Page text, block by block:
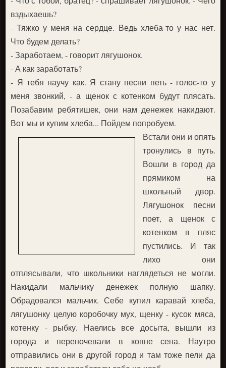
вздыхаешь?
- Тяжко у меня на сердце. Ведь хлеба-то у нас нет.
Что будем делать?
- Заработаем, - говорит лягушонок.
- А как заработать?
- Я тебя научу как. Я стану песни петь - голос-то у
меня звонкий, - а щенок с котенком будут плясать.
Позабавим ребятишек, они нам денежек накидают.
Вот мы и купим хлеба... Пойдем попробуем.
Встали они и опять
тронулись в путь.
Вошли в город да
прямиком на
школьный двор.
Лягушонок песни
поет, а щенок с
котенком в пляс
пустились. И так
лихо они
отплясывали, что школьники наглядеться не могли.
Накидали мальчику денежек полную шапку.
Обрадовался мальчик. Себе купил каравай хлеба,
лягушонку целую коробочку мух, щенку - кусок мяса,
котенку - рыбку. Наелись все досыта, вышли из
города и переночевали в копне сена. Наутро
отправились они в другой город и там тоже пели да